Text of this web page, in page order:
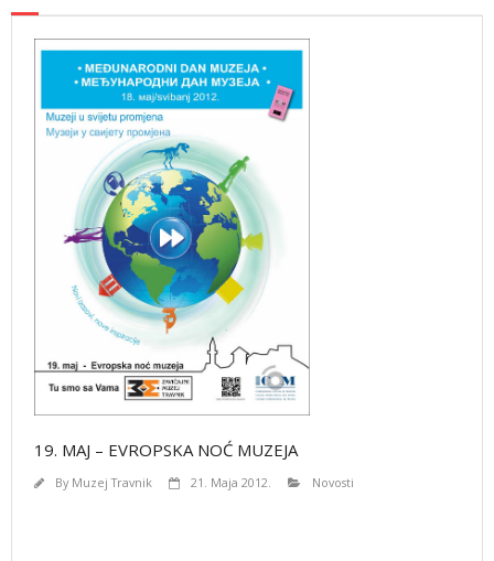
19. MAJ – EVROPSKA NOĆ MUZEJA
By Muzej Travnik 21. Maja 2012. Novosti